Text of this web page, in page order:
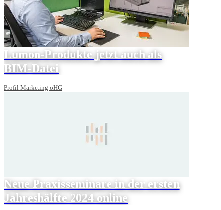
Lumon-Produkte jetzt auch als
BIM-Datei
Profil Marketing oHG
Neue Praxisseminare in der ersten
Jahreshälfte 2024 online